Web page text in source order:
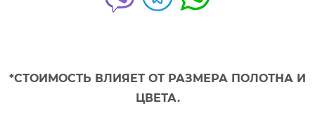
*СТОИМОСТЬ ВЛИЯЕТ ОТ РАЗМЕРА ПОЛОТНА И
ЦВЕТА.